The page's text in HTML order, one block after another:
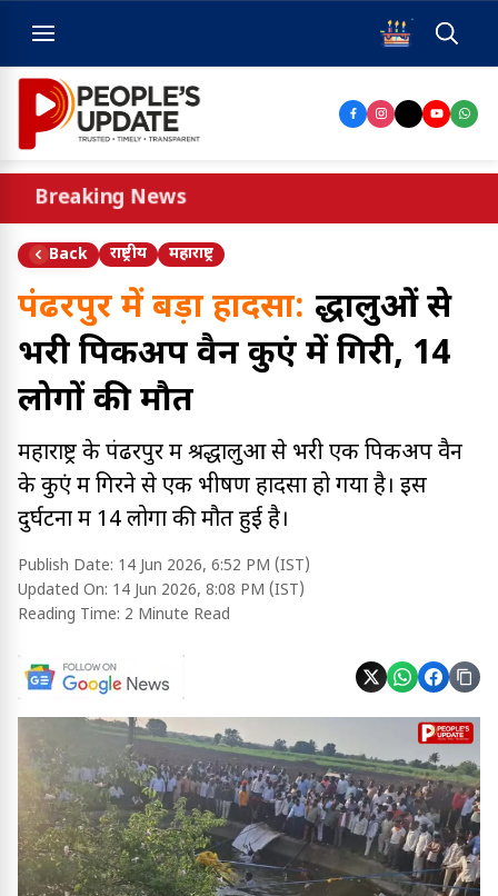
Breaking News
Back राष्ट्रीय महाराष्ट्र
पंढरपुर में बड़ा हादसा: श्रद्धालुओं से
भरी पिकअप वैन कुएं में गिरी, 14
लोगों की मौत
महाराष्ट्र के पंढरपुर में श्रद्धालुओं से भरी एक पिकअप वैन
के कुएं में गिरने से एक भीषण हादसा हो गया है। इस
दुर्घटना में 14 लोगों की मौत हुई है।
Publish Date: 14 Jun 2026, 6:52 PM (IST)
Updated On: 14 Jun 2026, 8:08 PM (IST)
Reading Time: 2 Minute Read